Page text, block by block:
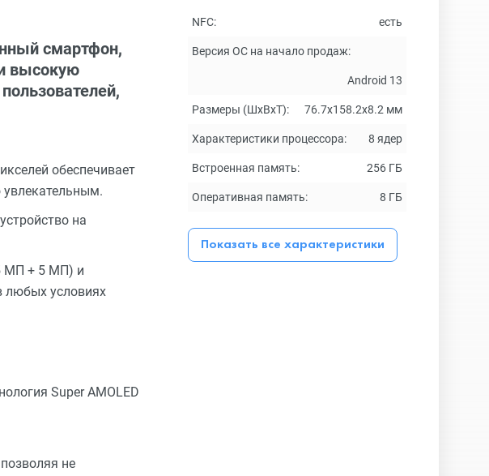
смартфон,
высокую
обеспечивает
увлекательным.
на
МП + 5 МП) и
любых условиях
Super AMOLED
не
NFC: есть
Версия ОС на начало продаж:
Android 13
Размеры (ШxВxТ): 76.7x158.2x8.2 мм
Характеристики процессора: 8 ядер
Встроенная память: 256 ГБ
Оперативная память: 8 ГБ
Показать все характеристики